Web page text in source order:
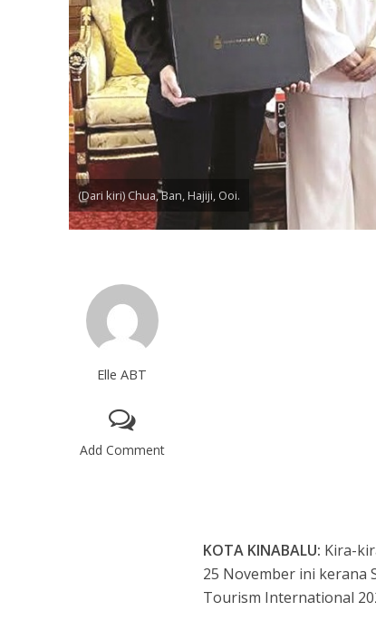
(Dari kiri) Chua, Ban, Hajiji, Ooi.
Elle ABT
Add Comment
KOTA KINABALU: Kira-
25 November ini kerana
Tourism International